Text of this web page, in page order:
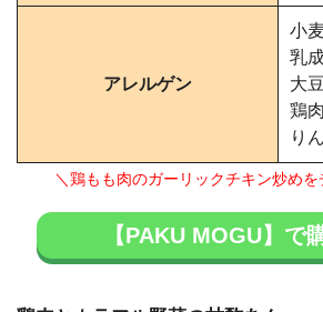
アレルゲン
小
乳
大豆
鶏肉
り
＼鶏もも肉のガーリックチキン炒め
【PAKU MOGU】で